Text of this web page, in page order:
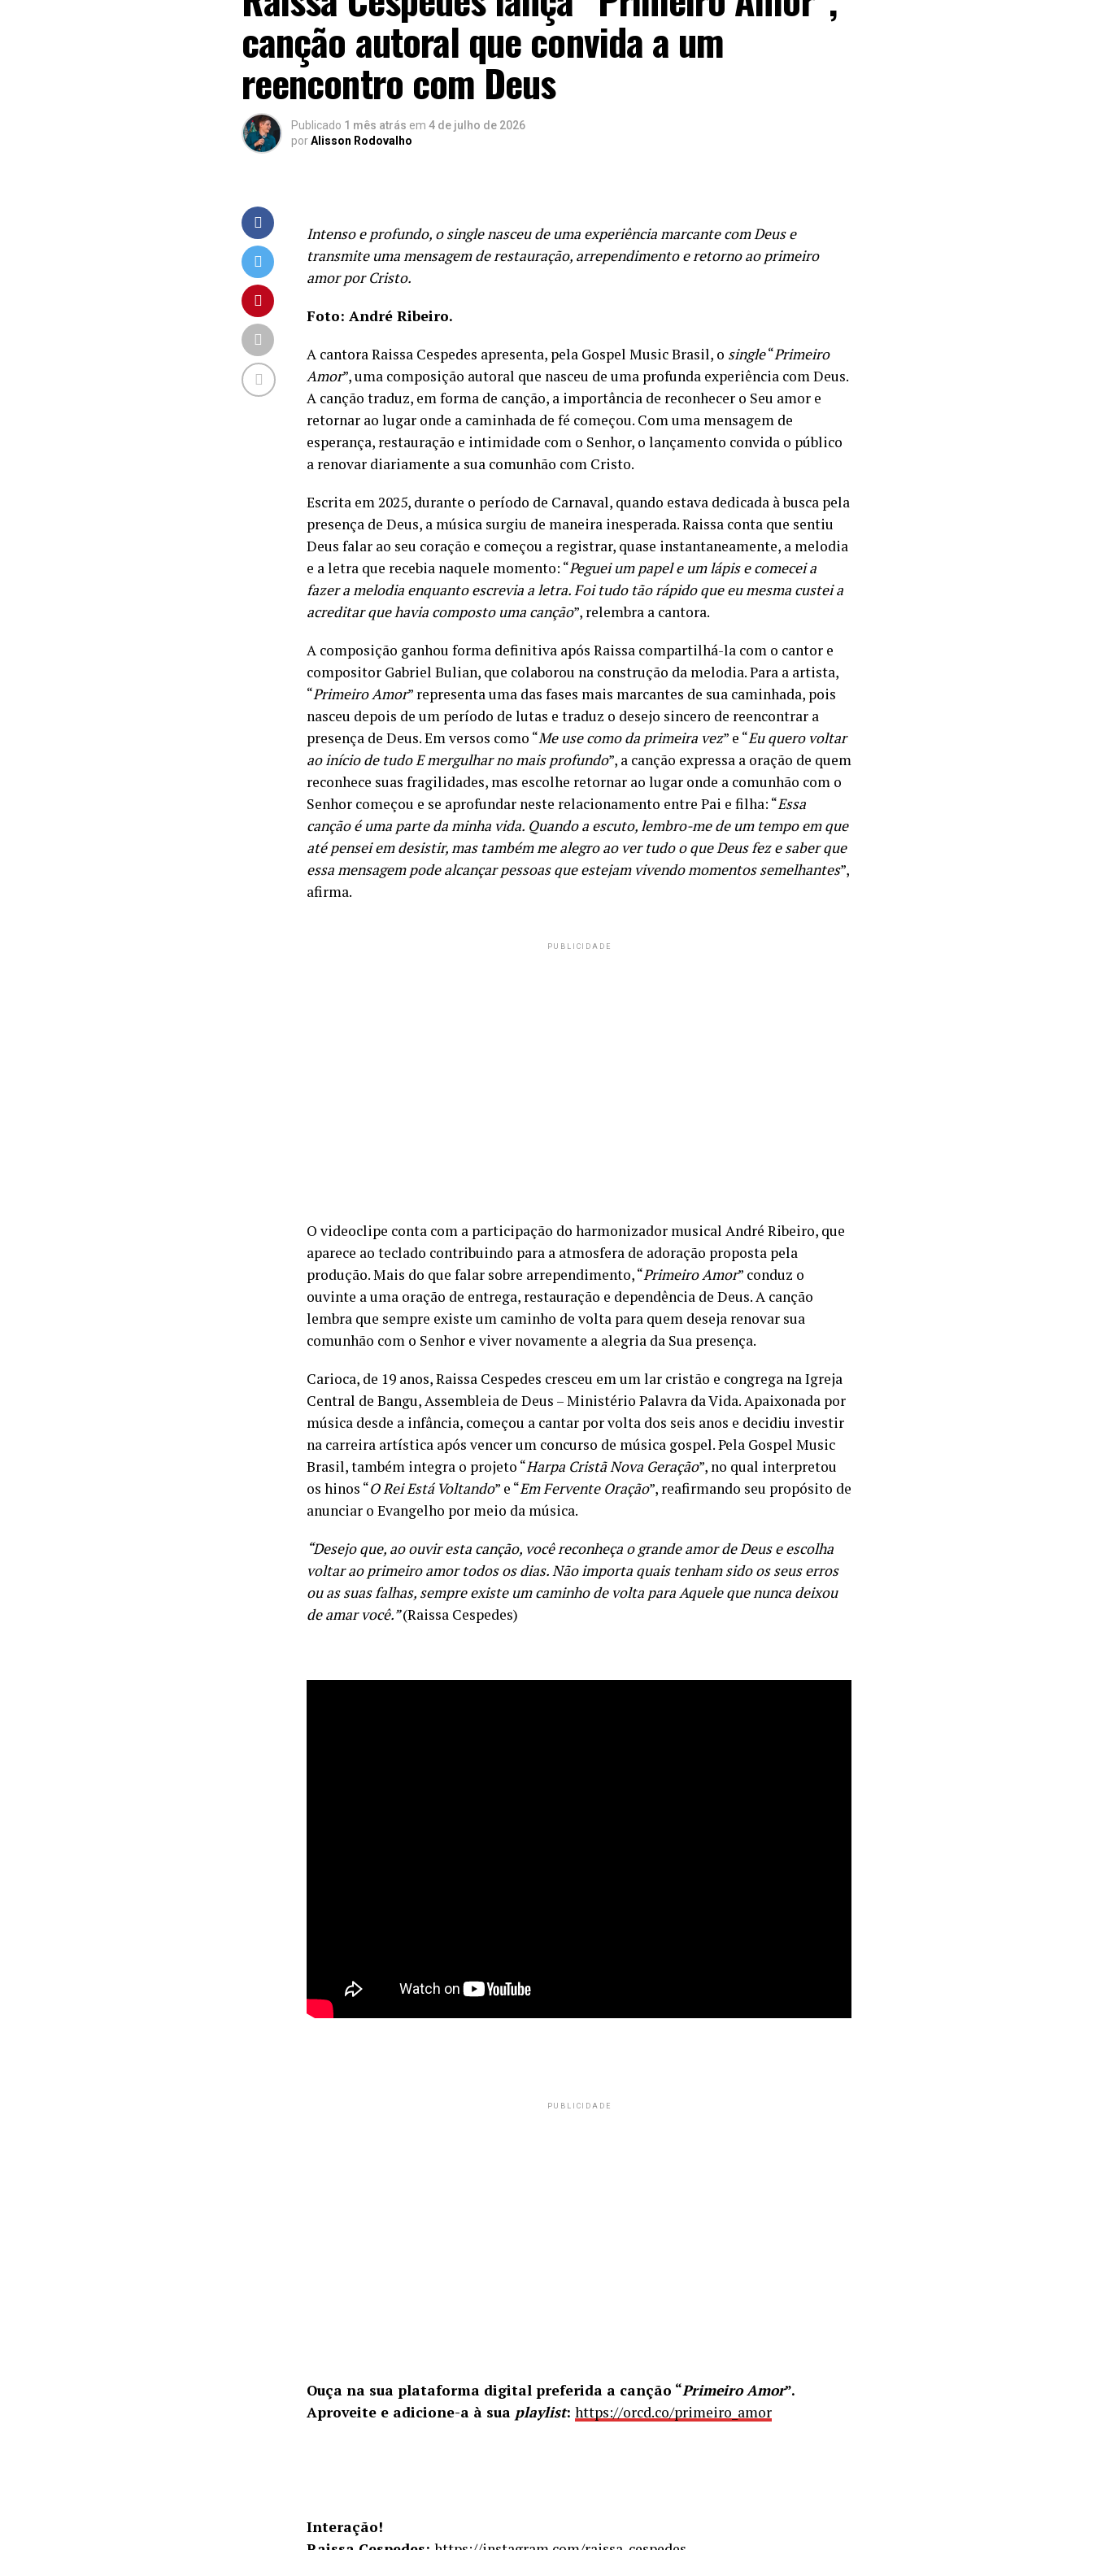
canção autoral que convida a um
reencontro com Deus
Publicado 1 mês atrás em 4 de julho de 2026
porAlisson Rodovalho
Intenso e profundo, o single nasceu de uma experiência marcante com Deus e
transmite uma mensagem de restauração, arrependimento e retorno ao primeiro
amor por Cristo.
Foto: André Ribeiro.
A cantora Raissa Cespedes apresenta, pela Gospel Music Brasil, o single“Primeiro
Amor”, uma composição autoral que nasceu de uma profunda experiência com Deus.
A canção traduz, em forma de canção, a importância de reconhecer o Seu amor e
retornar ao lugar onde a caminhada de fé começou. Com uma mensagem de
esperança, restauração e intimidade com o Senhor, o lançamento convida o público
a renovar diariamente a sua comunhão com Cristo.
Escrita em 2025, durante o período de Carnaval, quando estava dedicada à busca pela
presença de Deus, a música surgiu de maneira inesperada. Raissa conta que sentiu
Deus falar ao seu coração e começou a registrar, quase instantaneamente, a melodia
e a letra que recebia naquele momento: “Peguei um papel e um lápis e comecei a
fazer a melodia enquanto escrevia a letra. Foi tudo tão rápido que eu mesma custei a
acreditar que havia composto uma canção”, relembra a cantora.
A composição ganhou forma definitiva após Raissa compartilhá-la com o cantor e
compositor Gabriel Bulian, que colaborou na construção da melodia. Para a artista,
“Primeiro Amor” representa uma das fases mais marcantes de sua caminhada, pois
nasceu depois de um período de lutas e traduz o desejo sincero de reencontrar a
presença de Deus. Em versos como “Me use como da primeira vez” e “Eu quero voltar
ao início de tudo E mergulhar no mais profundo”, a canção expressa a oração de quem
reconhece suas fragilidades, mas escolhe retornar ao lugar onde a comunhão com o
Senhor começou e se aprofundar neste relacionamento entre Pai e filha: “Essa
canção é uma parte da minha vida. Quando a escuto, lembro-me de um tempo em que
até pensei em desistir, mas também me alegro ao ver tudo o que Deus fez e saber que
essa mensagem pode alcançar pessoas que estejam vivendo momentos semelhantes”,
afirma.
PUBLICIDADE
O videoclipe conta com a participação do harmonizador musical André Ribeiro, que
aparece ao teclado contribuindo para a atmosfera de adoração proposta pela
produção. Mais do que falar sobre arrependimento, “Primeiro Amor” conduz o
ouvinte a uma oração de entrega, restauração e dependência de Deus. A canção
lembra que sempre existe um caminho de volta para quem deseja renovar sua
comunhão com o Senhor e viver novamente a alegria da Sua presença.
Carioca, de 19 anos, Raissa Cespedes cresceu em um lar cristão e congrega na Igreja
Central de Bangu, Assembleia de Deus – Ministério Palavra da Vida. Apaixonada por
música desde a infância, começou a cantar por volta dos seis anos e decidiu investir
na carreira artística após vencer um concurso de música gospel. Pela Gospel Music
Brasil, também integra o projeto “Harpa Cristã Nova Geração”, no qual interpretou
os hinos “O Rei Está Voltando” e “Em Fervente Oração”, reafirmando seu propósito de
anunciar o Evangelho por meio da música.
“Desejo que, ao ouvir esta canção, você reconheça o grande amor de Deus e escolha
voltar ao primeiro amor todos os dias. Não importa quais tenham sido os seus erros
ou as suas falhas, sempre existe um caminho de volta para Aquele que nunca deixou
de amar você.”(Raissa Cespedes)
PUBLICIDADE
Ouça na sua plataforma digital preferida a canção “Primeiro Amor”.
Aproveite e adicione-a à sua playlist: https://orcd.co/primeiro_amor
Interação!